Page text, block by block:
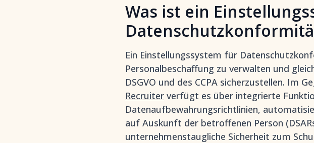
Was ist ein
Ein Einstellungssystem für
Personalbeschaffung zu verwalten und
DSGVO und des CCPA sicherzustellen. Im
Recruiter verfügt es über integrierte
Datenaufbewahrungsrichtlinien,
auf Auskunft der betroffenen Person
unternehmenstaugliche Sicherheit zum